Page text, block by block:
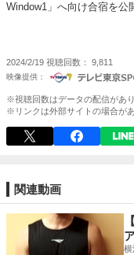
Window1」へ向け合宿を公
男子は昨年のW杯で過去最
W杯以来の日本代表招集で
に臨む。
そのW杯に出場した河村選
をした。
2月22日(木) vsグアム(76位)
2月25日(日) vs中国(29位)
#バスケ男子日本代表
#AKATSUKIJAPAN #Bリー
2024/2/19 視聴回数 9,811
※視聴回数はデータの配信があ
※リンクは外部サイトの場合があ
関連動画
横